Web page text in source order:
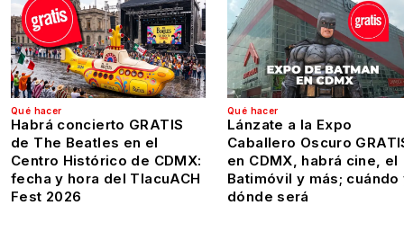
Qué hacer
Habrá concierto GRATIS
de The Beatles en el
Centro Histórico de CDMX:
fecha y hora del TlacuACH
Fest 2026
Qué hacer
Lánzate a la Expo
Caballero Oscuro
en CDMX, habrá cine, el
Batimóvil y más; cuándo
dónde será